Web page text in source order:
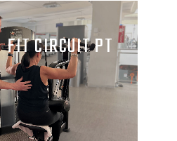
FIT CIRCUIT PT